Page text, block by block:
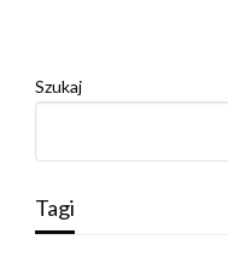
Szukaj
Tagi